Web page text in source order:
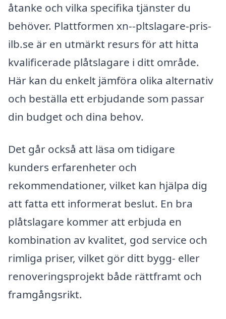
åtanke och vilka specifika tjänster du
behöver. Plattformen xn--pltslagare-pris-
ilb.se är en utmärkt resurs för att hitta
kvalificerade plåtslagare i ditt område.
Här kan du enkelt jämföra olika alternativ
och beställa ett erbjudande som passar
din budget och dina behov.
Det går också att läsa om tidigare
kunders erfarenheter och
rekommendationer, vilket kan hjälpa dig
att fatta ett informerat beslut. En bra
plåtslagare kommer att erbjuda en
kombination av kvalitet, god service och
rimliga priser, vilket gör ditt bygg- eller
renoveringsprojekt både rättframt och
framgångsrikt.